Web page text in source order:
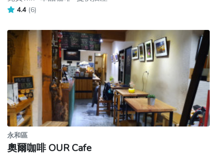
4.4 (6)
永和區
奧爾咖啡 OUR Cafe